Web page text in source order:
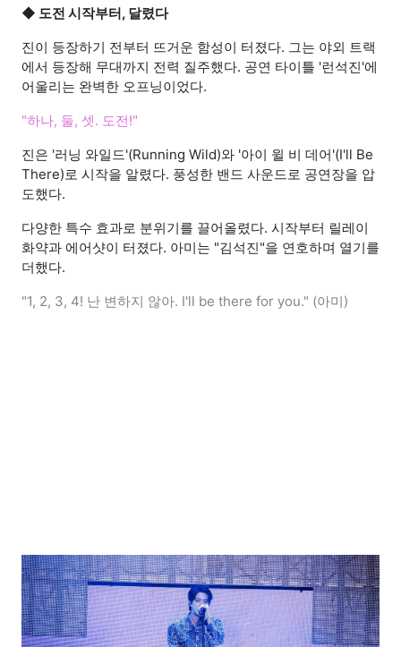
◆ 도전 시작부터, 달렸다
진이 등장하기 전부터 뜨거운 함성이 터졌다. 그는 야외 트랙
에서 등장해 무대까지 전력 질주했다. 공연 타이틀 '런석진'에
어울리는 완벽한 오프닝이었다.
"하나, 둘, 셋. 도전!"
진은 '러닝 와일드'(Running Wild)와 '아이 윌 비 데어'(I'll Be
There)로 시작을 알렸다. 풍성한 밴드 사운드로 공연장을 압
도했다.
다양한 특수 효과로 분위기를 끌어올렸다. 시작부터 릴레이
화약과 에어샷이 터졌다. 아미는 "김석진"을 연호하며 열기를
더했다.
"1, 2, 3, 4! 난 변하지 않아. I'll be there for you." (아미)